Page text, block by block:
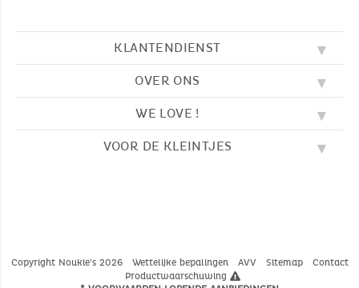
KLANTENDIENST
FAQ
CONTACTEER ONS
AVV
OVER ONS
ONZE WAARDEN
ONS VERHAAL
WE LOVE !
BORDUURWERK
VOOR DE KLEINTJES
Copyright Noukie's 2026 Wettelijke bepalingen AVV Sitemap
Contact
Productwaarschuwing